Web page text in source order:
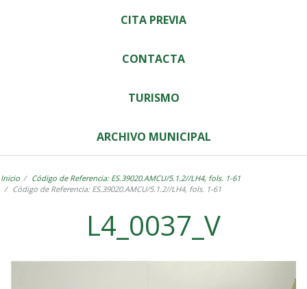
CITA PREVIA
CONTACTA
TURISMO
ARCHIVO MUNICIPAL
Inicio
Código de Referencia: ES.39020.AMCU/5.1.2//LH4, fols. 1-61
Código de Referencia: ES.39020.AMCU/5.1.2//LH4, fols. 1-61
L4_0037_V